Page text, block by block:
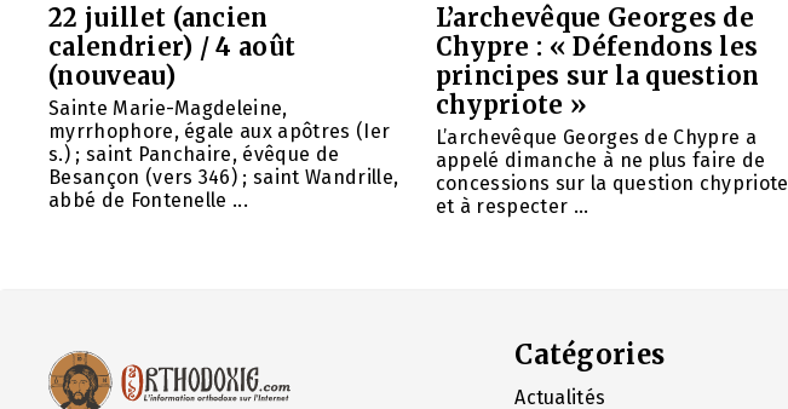
22 juillet (ancien
calendrier) / 4 août
(nouveau)
Sainte Marie-Magdeleine,
myrrhophore, égale aux apôtres (Ier
s.) ; saint Panchaire, évêque de
Besançon (vers 346) ; saint Wandrille,
abbé de Fontenelle ...
L’archevêque Georges de
Chypre : « Défendons les
principes sur la question
chypriote »
L’archevêque Georges de Chypre a
appelé dimanche à ne plus faire de
concessions sur la question chypriote
et à respecter ...
Catégories
Actualités